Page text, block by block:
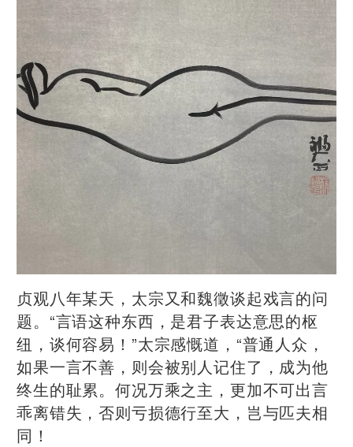
贞观八年某天，太宗又和魏徵谈起戏言的问
题。“言语这种东西，是君子表达意思的枢
纽，谈何容易！”太宗感慨道，“普通人众，
如果一言不善，则会被别人记住了，成为他
终生的耻累。何况万乘之主，更加不可出言
乖离错失，否则亏损德行至大，岂与匹夫相
同！